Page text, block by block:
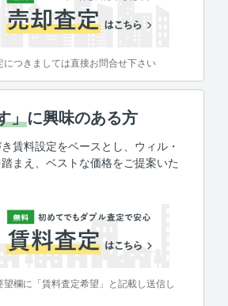
つきましては直接お問合せ下さい
」に興味のある方
賃料設定をベースとし、ウィル・
まえ、ベストな価格をご提案いた
欄に「賃料査定希望」と記載し送信し